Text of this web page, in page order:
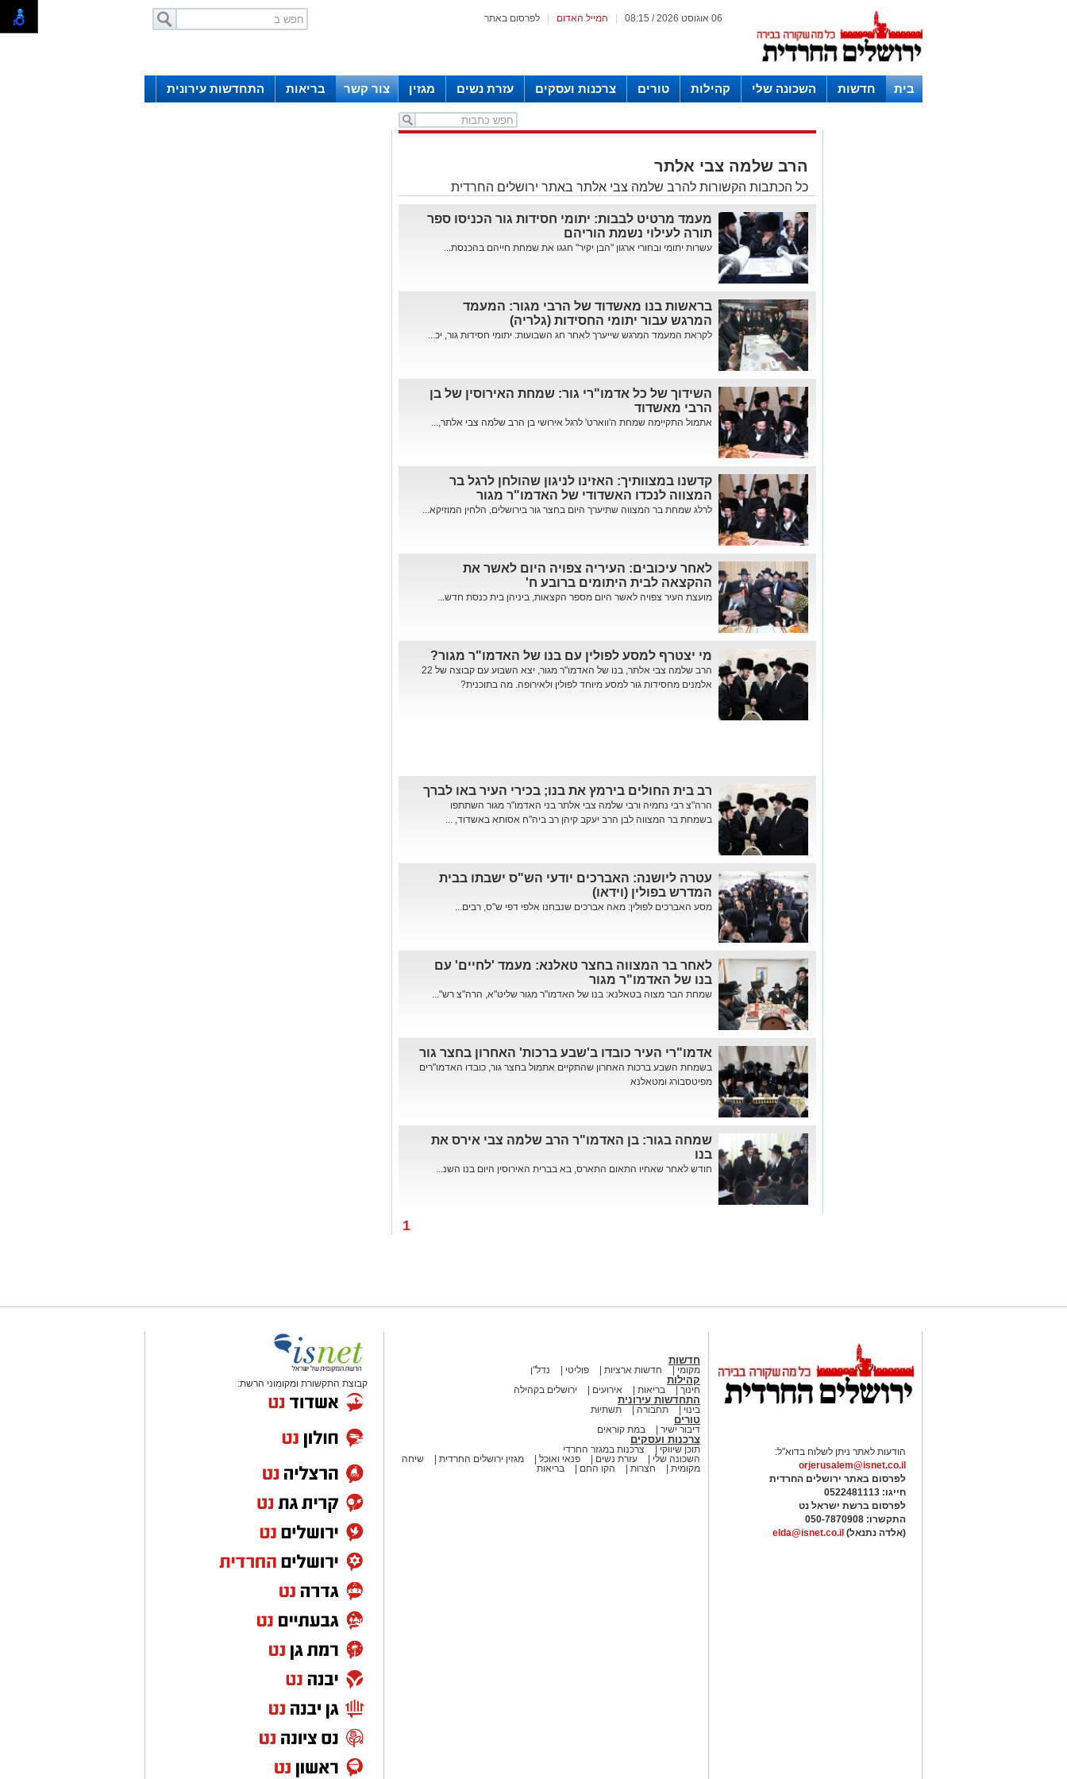
לפרסום באתר המייל האדום 06 אוגוסט 2026 / 08:15
בית חדשות השכונה שלי קהילות טורים צרכנות ועסקים עזרת נשים מגזין צור קשר בריאות
התחדשות עירונית
הרב שלמה צבי אלתר
כל הכתבות הקשורות להרב שלמה צבי אלתר באתר ירושלים החרדית
מעמד מרטיט לבבות: יתומי חסידות גור הכניסו ספר
תורה לעילוי נשמת הוריהם
עשרות יתומי ובחורי ארגון "הבן יקיר" חגגו את שמחת חייהם בהכנסת...
בראשות בנו מאשדוד של הרבי מגור: המעמד
המרגש עבור יתומי החסידות (גלריה)
לקראת המעמד המרגש שייערך לאחר חג השבועות: יתומי חסידות גור, יכ...
השידוך של כל אדמו"רי גור: שמחת האירוסין של בן
הרבי מאשדוד
אתמול התקיימה שמחת ה'ווארט' לרגל אירושי בן הרב שלמה צבי אלתר,...
קדשנו במצוותיך: האזינו לניגון שהולחן לרגל בר
המצווה לנכדו האשדודי של האדמו"ר מגור
לרלג שמחת בר המצווה שתיערך היום בחצר גור בירושלים, הלחין המוזיקא...
לאחר עיכובים: העיריה צפויה היום לאשר את
ההקצאה לבית היתומים ברובע ח'
מועצת העיר צפויה לאשר היום מספר הקצאות, ביניהן בית כנסת חדש...
מי יצטרף למסע לפולין עם בנו של האדמו"ר מגור?
הרב שלמה צבי אלתר, בנו של האדמו"ר מגור, יצא השבוע עם קבוצה של 22
אלמנים מחסידות גור למסע מיוחד לפולין ולאירופה. מה בתוכנית?
רב בית החולים בירמץ את בנו; בכירי העיר באו לברך
הרה"צ רבי נחמיה ורבי שלמה צבי אלתר בני האדמו"ר מגור השתתפו
בשמחת בר המצווה לבן הרב יעקב קיהן רב ביה"ח אסותא באשדוד, ...
עטרה ליושנה: האברכים יודעי הש"ס ישבתו בבית
המדרש בפולין (וידאו)
מסע האברכים לפולין: מאה אברכים שנבחנו אלפי דפי ש"ס, רבים...
לאחר בר המצווה בחצר טאלנא: מעמד 'לחיים' עם
בנו של האדמו"ר מגור
שמחת הבר מצוה בטאלנא: בנו של האדמו"ר מגור שליט"א, הרה"צ רש"...
אדמו"רי העיר כובדו ב'שבע ברכות' האחרון בחצר גור
בשמחת השבע ברכות האחרון שהתקיים אתמול בחצר גור, כובדו האדמו"רים
מפיטסבורג ומטאלנא
שמחה בגור: בן האדמו"ר הרב שלמה צבי אירס את
בנו
חודש לאחר שאחיו התאום התארס, בא בברית האירוסין היום בנו השנ...
1
הודעות לאתר ניתן לשלוח בדוא"ל:
orjerusalem@isnet.co.il
לפרסום באתר ירושלים החרדית
חייגו: 0522481113
לפרסום ברשת ישראל נט
התקשרו: 050-7870908
(אלדה נתנאל) elda@isnet.co.il
חדשות
מקומי חדשות ארציות פוליטי נדל"ן
קהילות
חינוך בריאות אירועים ירושלים בקהילה
התחדשות עירונית
בינוי תחבורה תשתיות
טורים
דיבור ישיר במת קוראים
צרכנות ועסקים
תוכן שיווקי
צרכנות במגזר החרדי
השכונה שלי
עזרת נשים פנאי ואוכל מגזין ירושלים החרדית
שיחה
מקומית
חצרות הקו החם בריאות
קבוצת התקשורת ומקומוני הרשת: